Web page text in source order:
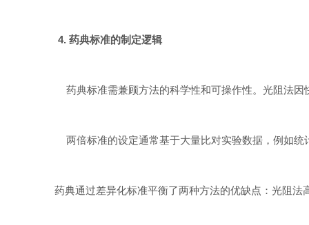
4. 药典标准的制定逻辑
药典标准需兼顾方法的科学性和可操作性。光阻法
两倍标准的设定通常基于大量比对实验数据，例如
药典通过差异化标准平衡了两种方法的优缺点：光阻